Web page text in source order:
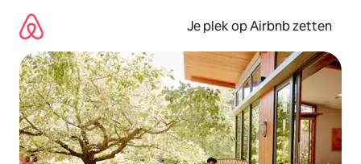
direct
naar
inhoud
Je plek op Airbnb zetten